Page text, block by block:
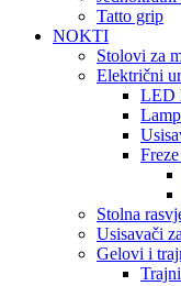
Tatto grip
NOKTI
Stolovi za
Električni
LED
Stolna
Usisavači
Gelovi i